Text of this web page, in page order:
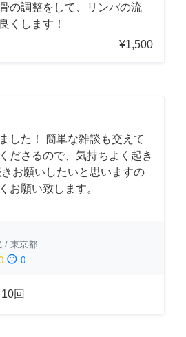
の調整をして、リンパの流
くします！
¥1,500
した！ 簡単な雑談も交えて
ださるので、気持ちよく起き
お願いしたいと思いますの
お願い致します。
/ 東京都
sentiment_dissatisfied 0
回